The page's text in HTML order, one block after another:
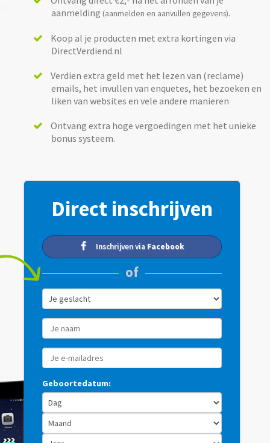
aanmelding (aanmelden en aanvullen gegevens).
Koop al je producten met extra kortingen via
DirectVerdiend.nl
Verdien extra geld met het lezen van (reclame)
emails, het invullen van enquetes, het bezoeken en
liken van websites en vele andere manieren
Ontvang extra hoge vergoedingen met het unieke
bonus systeem.
Direct inschrijven
Inschrijven via Facebook
of
Geboortedatum: